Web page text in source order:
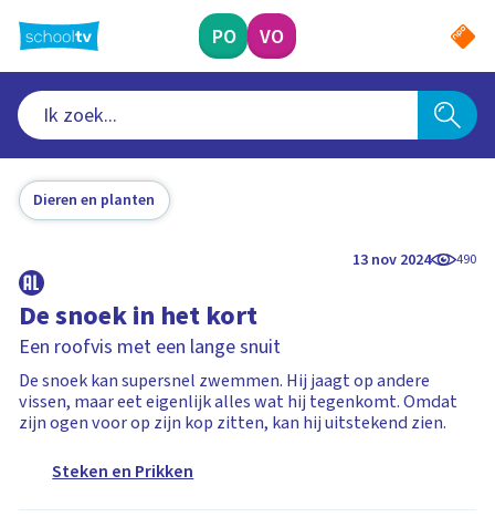
naar
hoofdinhoud
PO VO
Dieren en planten
13 nov 2024 490
De snoek in het kort
Een roofvis met een lange snuit
De snoek kan supersnel zwemmen. Hij jaagt op andere
vissen, maar eet eigenlijk alles wat hij tegenkomt. Omdat
zijn ogen voor op zijn kop zitten, kan hij uitstekend zien.
Steken en Prikken